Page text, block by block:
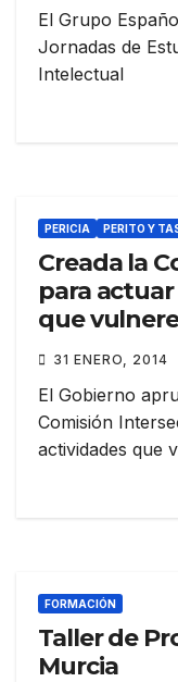
El Grupo
Jornadas de
Intelectual
PERICIA PERITO Y
Creada la
para
que
industrial
31 ENERO, 2014
El Gobierno
Comisión
actividades que
FORMACIÓN
Taller de
Murcia